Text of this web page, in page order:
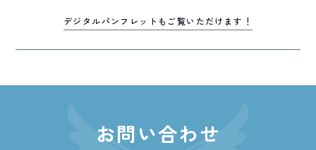
デジタルパンフレットもご覧いただけます！
お問い合わせ